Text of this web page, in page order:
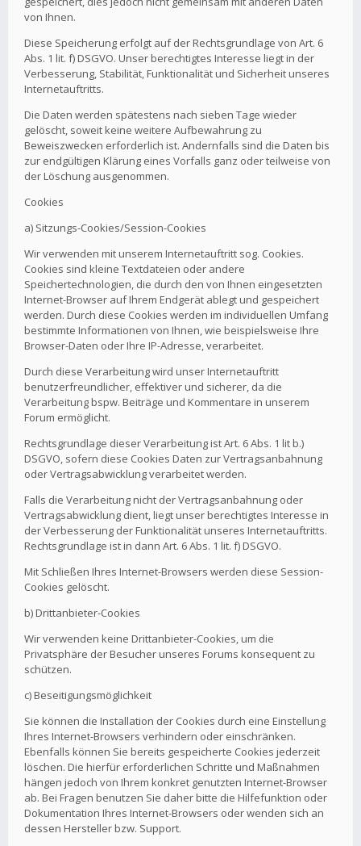
von Ihnen.
Diese Speicherung erfolgt auf der Rechtsgrundlage von Art. 6
Abs. 1 lit. f) DSGVO. Unser berechtigtes Interesse liegt in der
Verbesserung, Stabilität, Funktionalität und Sicherheit unseres
Internetauftritts.
Die Daten werden spätestens nach sieben Tage wieder
gelöscht, soweit keine weitere Aufbewahrung zu
Beweiszwecken erforderlich ist. Andernfalls sind die Daten bis
zur endgültigen Klärung eines Vorfalls ganz oder teilweise von
der Löschung ausgenommen.
Cookies
a) Sitzungs-Cookies/Session-Cookies
Wir verwenden mit unserem Internetauftritt sog. Cookies.
Cookies sind kleine Textdateien oder andere
Speichertechnologien, die durch den von Ihnen eingesetzten
Internet-Browser auf Ihrem Endgerät ablegt und gespeichert
werden. Durch diese Cookies werden im individuellen Umfang
bestimmte Informationen von Ihnen, wie beispielsweise Ihre
Browser-Daten oder Ihre IP-Adresse, verarbeitet.
Durch diese Verarbeitung wird unser Internetauftritt
benutzerfreundlicher, effektiver und sicherer, da die
Verarbeitung bspw. Beiträge und Kommentare in unserem
Forum ermöglicht.
Rechtsgrundlage dieser Verarbeitung ist Art. 6 Abs. 1 lit b.)
DSGVO, sofern diese Cookies Daten zur Vertragsanbahnung
oder Vertragsabwicklung verarbeitet werden.
Falls die Verarbeitung nicht der Vertragsanbahnung oder
Vertragsabwicklung dient, liegt unser berechtigtes Interesse in
der Verbesserung der Funktionalität unseres Internetauftritts.
Rechtsgrundlage ist in dann Art. 6 Abs. 1 lit. f) DSGVO.
Mit Schließen Ihres Internet-Browsers werden diese Session-
Cookies gelöscht.
b) Drittanbieter-Cookies
Wir verwenden keine Drittanbieter-Cookies, um die
Privatsphäre der Besucher unseres Forums konsequent zu
schützen.
c) Beseitigungsmöglichkeit
Sie können die Installation der Cookies durch eine Einstellung
Ihres Internet-Browsers verhindern oder einschränken.
Ebenfalls können Sie bereits gespeicherte Cookies jederzeit
löschen. Die hierfür erforderlichen Schritte und Maßnahmen
hängen jedoch von Ihrem konkret genutzten Internet-Browser
ab. Bei Fragen benutzen Sie daher bitte die Hilfefunktion oder
Dokumentation Ihres Internet-Browsers oder wenden sich an
dessen Hersteller bzw. Support.